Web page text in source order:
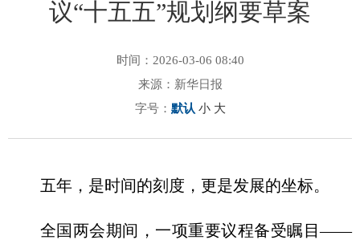
议“十五五”规划纲要草案
时间：2026-03-06 08:40
来源：新华日报
字号： 默认 小 大
五年，是时间的刻度，更是发展的坐标。
全国两会期间，一项重要议程备受瞩目——